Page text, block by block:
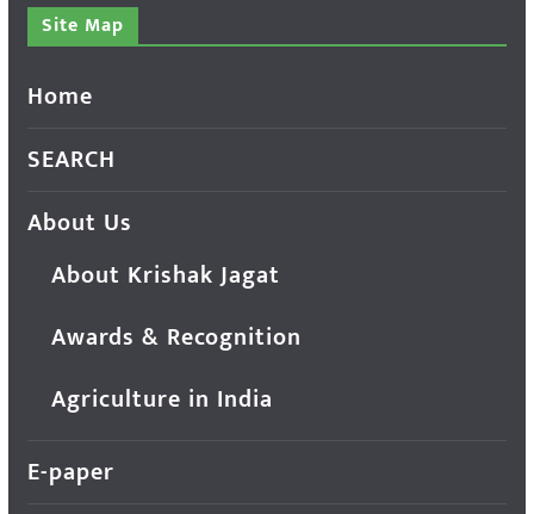
Site Map
Home
SEARCH
About Us
About Krishak Jagat
Awards & Recognition
Agriculture in India
E-paper